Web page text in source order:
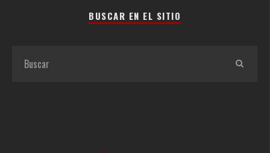
BUSCAR EN EL SITIO